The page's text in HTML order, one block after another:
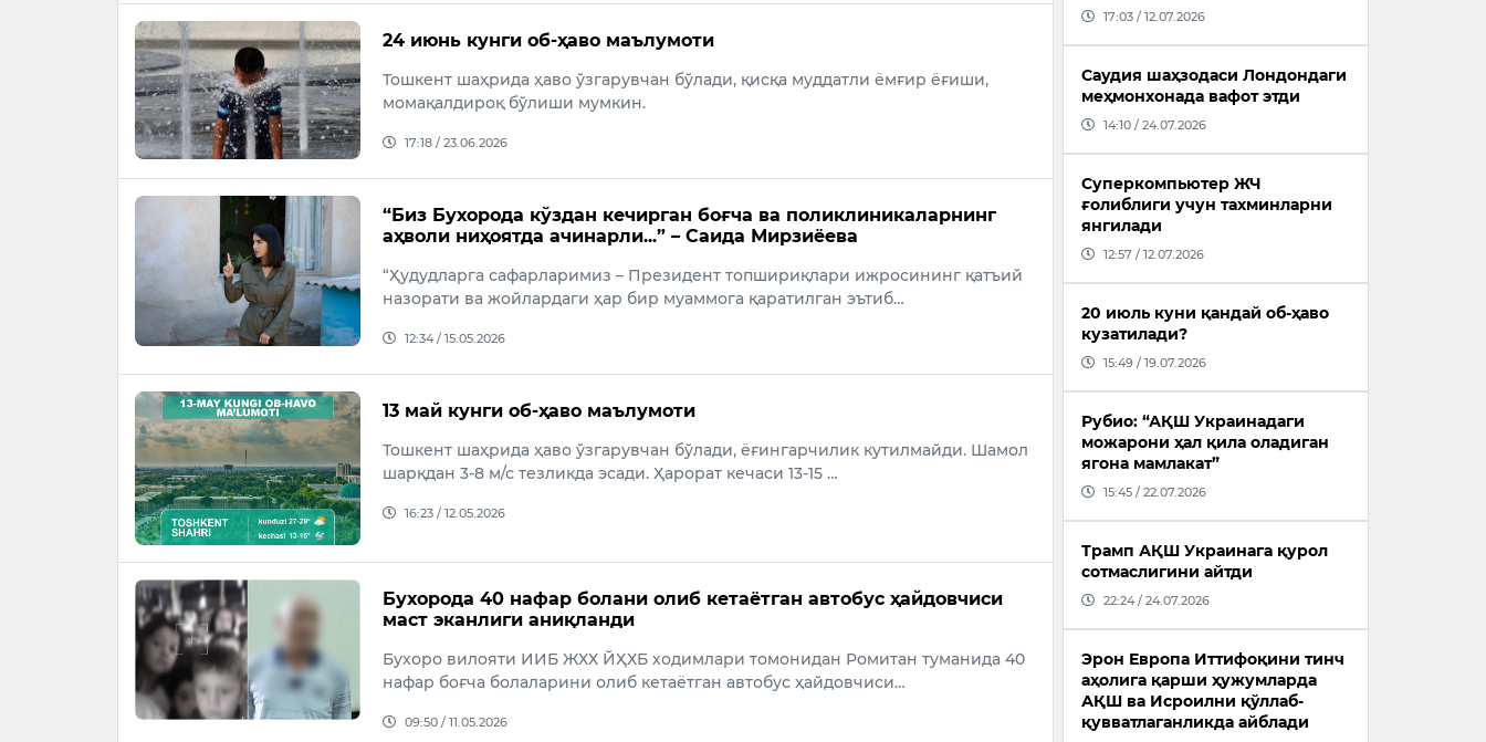
24 июнь кунги об-ҳаво маълумоти
Тошкент шаҳрида ҳаво ўзгарувчан бўлади, қисқа муддатли ёмғир ёғиши,
момақалдироқ бўлиши мумкин.
17:18 / 23.06.2026
“Биз Бухорода кўздан кечирган боғча ва поликлиникаларнинг
аҳволи ниҳоятда ачинарли...” – Саида Мирзиёева
“Ҳудудларга сафарларимиз – Президент топшириқлари ижросининг қатъий
назорати ва жойлардаги ҳар бир муаммога қаратилган эътиб…
12:34 / 15.05.2026
13 май кунги об-ҳаво маълумоти
Тошкент шаҳрида ҳаво ўзгарувчан бўлади, ёғингарчилик кутилмайди. Шамол
шарқдан 3-8 м/с тезликда эсади. Ҳарорат кечаси 13-15 …
16:23 / 12.05.2026
Бухорода 40 нафар болани олиб кетаётган автобус ҳайдовчиси
маст эканлиги аниқланди
Бухоро вилояти ИИБ ЖХХ ЙҲХБ ходимлари томонидан Ромитан туманида 40
нафар боғча болаларини олиб кетаётган автобус ҳайдовчиси…
09:50 / 11.05.2026
17:03 / 12.07.2026
Саудия шаҳзодаси Лондондаги
меҳмонхонада вафот этди
14:10 / 24.07.2026
Суперкомпьютер ЖЧ
ғолиблиги учун тахминларни
янгилади
12:57 / 12.07.2026
20 июль куни қандай об-ҳаво
кузатилади?
15:49 / 19.07.2026
Рубио: “АҚШ Украинадаги
можарони ҳал қила оладиган
ягона мамлакат”
15:45 / 22.07.2026
Трамп АҚШ Украинага қурол
сотмаслигини айтди
22:24 / 24.07.2026
Эрон Европа Иттифоқини тинч
аҳолига қарши ҳужумларда
АҚШ ва Исроилни қўллаб-
қувватлаганликда айблади